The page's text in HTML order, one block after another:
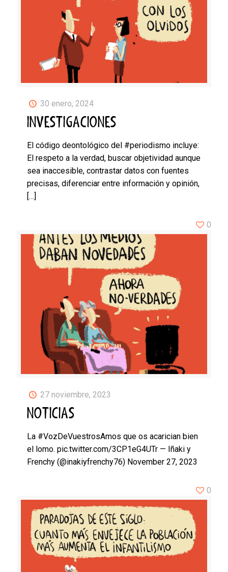
30 enero, 2024
INVESTIGACIONES
El código deontológico del #periodismo incluye:
El respeto a la verdad, buscar objetividad aunque
sea inaccesible, contrastar datos con fuentes
precisas, diferenciar entre información y opinión,
[…]
27 noviembre, 2023
NOTICIAS
La #VozDeVuestrosAmos que os acarician bien
el lomo. pic.twitter.com/3CP1eG4UTr — Iñaki y
Frenchy (@inakiyfrenchy76) November 27, 2023
0
0